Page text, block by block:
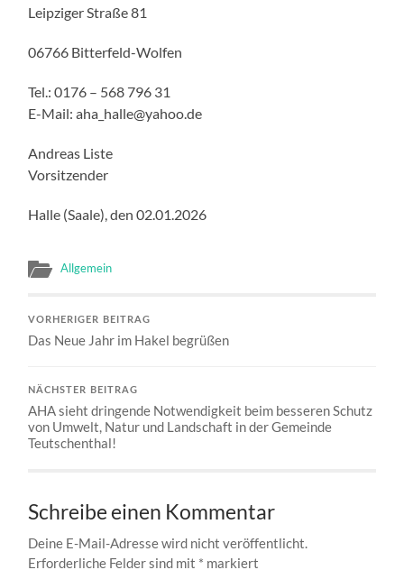
Leipziger Straße 81
06766 Bitterfeld-Wolfen
Tel.: 0176 – 568 796 31
E-Mail: aha_halle@yahoo.de
Andreas Liste
Vorsitzender
Halle (Saale), den 02.01.2026
Allgemein
VORHERIGER BEITRAG
Das Neue Jahr im Hakel begrüßen
NÄCHSTER BEITRAG
AHA sieht dringende Notwendigkeit beim besseren Schutz
von Umwelt, Natur und Landschaft in der Gemeinde
Teutschenthal!
Schreibe einen Kommentar
Deine E-Mail-Adresse wird nicht veröffentlicht.
Erforderliche Felder sind mit * markiert